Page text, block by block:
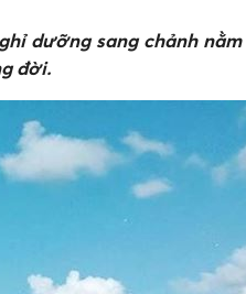
dưỡng sang chảnh
đời.